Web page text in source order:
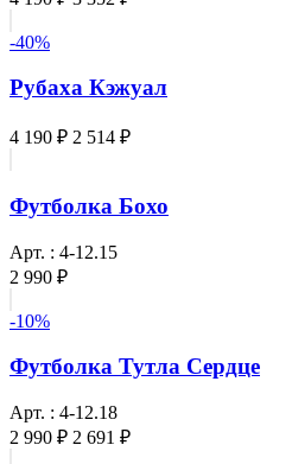
-40%
Рубаха Кэжуал
4 190 ₽ 2 514 ₽
Футболка Бохо
Арт. : 4-12.15
2 990 ₽
-10%
Футболка Тутла Сердце
Арт. : 4-12.18
2 990 ₽ 2 691 ₽